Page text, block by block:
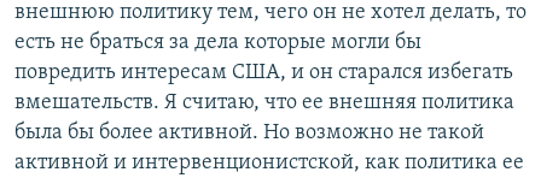
внешнюю политику тем, чего он не хотел делать, то
есть не браться за дела которые могли бы
повредить интересам США, и он старался избегать
вмешательств. Я считаю, что ее внешняя политика
была бы более активной. Но возможно не такой
активной и интервенционистской, как политика ее